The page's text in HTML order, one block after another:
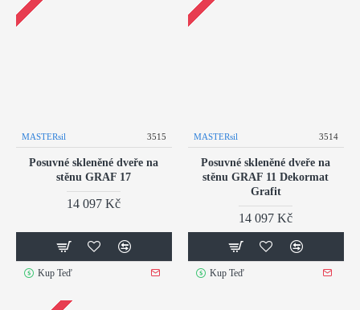
MASTERsil 3515
Posuvné skleněné dveře na
stěnu GRAF 17
14 097 Kč
Kup Teď
MASTERsil 3514
Posuvné skleněné dveře na
stěnu GRAF 11 Dekormat
Grafit
14 097 Kč
Kup Teď